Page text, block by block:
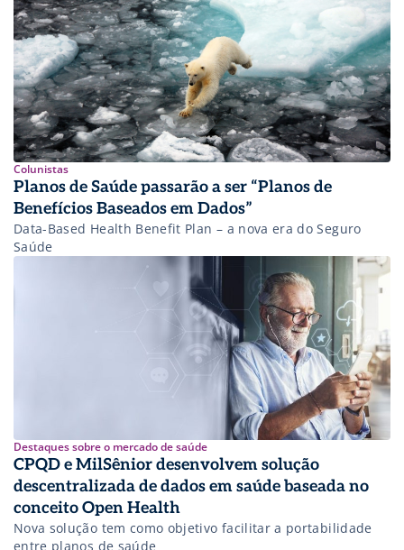
Colunistas
Planos de Saúde passarão a ser “Planos de
Benefícios Baseados em Dados”
Data-Based Health Benefit Plan – a nova era do Seguro
Saúde
Destaques sobre o mercado de saúde
CPQD e MilSênior desenvolvem solução
descentralizada de dados em saúde baseada no
conceito Open Health
Nova solução tem como objetivo facilitar a portabilidade
entre planos de saúde